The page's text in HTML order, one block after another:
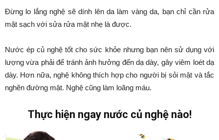
Đừng lo lắng nghệ sẽ dính lên da làm vàng da, bạn chỉ cần rửa
mặt sạch với sửa rửa mặt nhẹ là được.
Nước ép củ nghệ tốt cho sức khỏe nhưng bạn nên sử dụng với
lượng vừa phải để tránh ảnh hưởng đến dạ dày, gây viêm loét dạ
dày. Hơn nữa, nghệ không thích hợp cho người bị sỏi mật và tắc
nghẽn đường mật. Nghệ cũng làm loãng máu.
Thực hiện ngay nước củ nghệ nào!